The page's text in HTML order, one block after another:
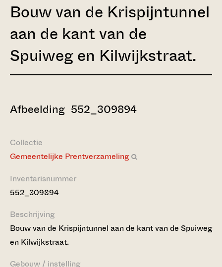
Bouw van de Krispijntunnel
aan de kant van de
Spuiweg en Kilwijkstraat.
Afbeelding 552_309894
Collectie
Gemeentelijke Prentverzameling
Inventarisnummer
552_309894
Beschrijving
Bouw van de Krispijntunnel aan de kant van de Spuiweg
en Kilwijkstraat.
Gebouw / instelling